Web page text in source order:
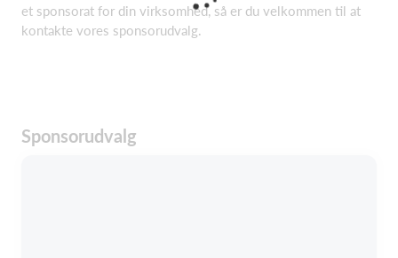
et sponsorat for din virksomhed, så er du velkommen til at
kontakte vores sponsorudvalg.
Sponsorudvalg